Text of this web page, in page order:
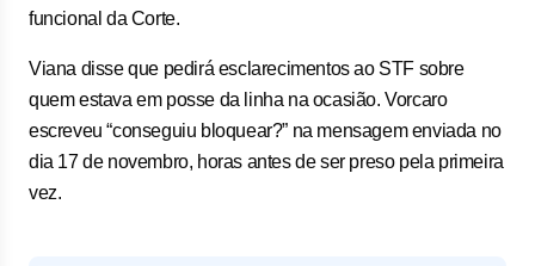
funcional da Corte.
Viana disse que pedirá esclarecimentos ao STF sobre
quem estava em posse da linha na ocasião. Vorcaro
escreveu “conseguiu bloquear?” na mensagem enviada no
dia 17 de novembro, horas antes de ser preso pela primeira
vez.